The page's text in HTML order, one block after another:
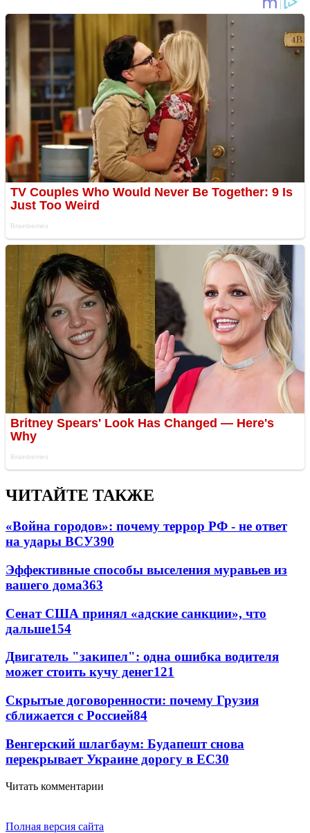
ЧИТАЙТЕ ТАКЖЕ
«Война городов»: почему террор РФ - не ответ
на удары ВСУ390
Эффективные способы выселения муравьев из
вашего дома363
Сенат США принял «адские санкции», что
дальше154
Двигатель "закипел": одна ошибка водителя
может стоить кучу денег121
Скрытые договоренности: почему Грузия
сближается с Россией84
Венгерский шлагбаум: Будапешт снова
перекрывает Украине дорогу в ЕС30
Читать комментарии
Полная версия сайта